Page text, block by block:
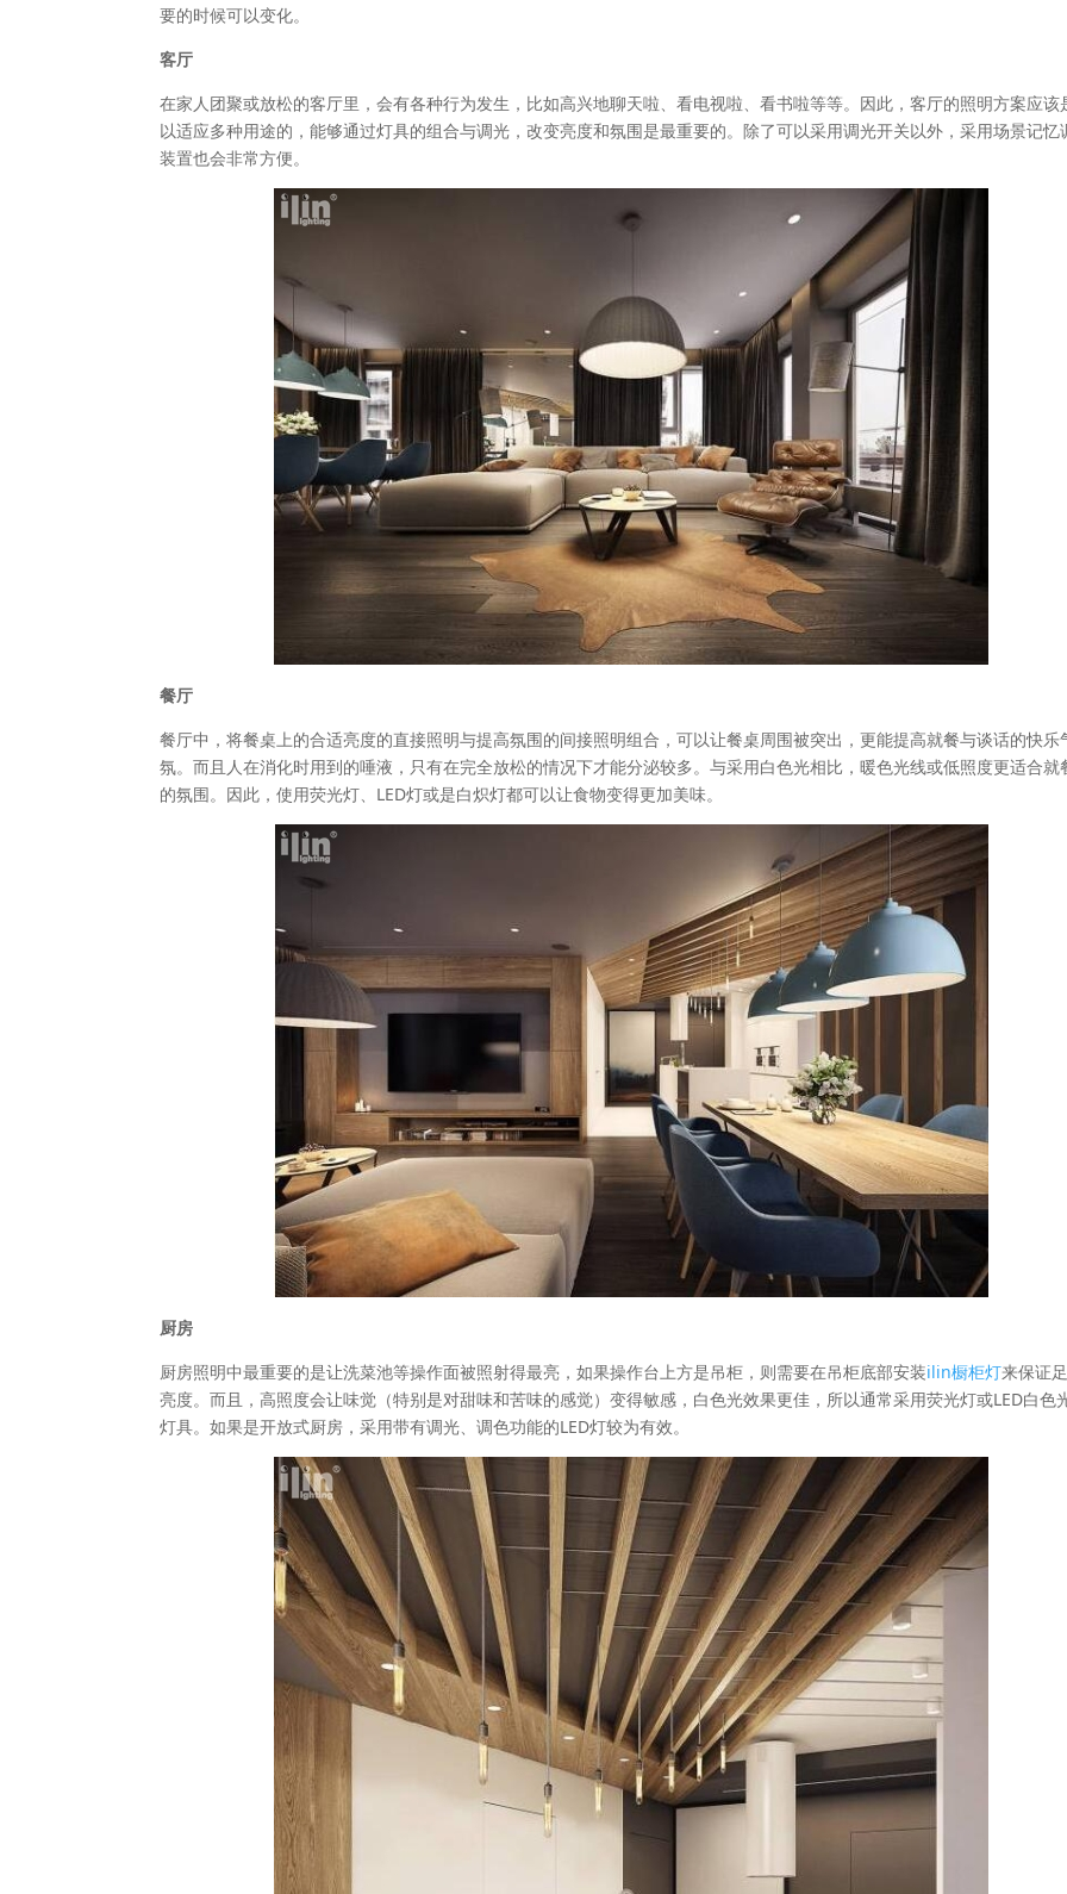
要的时候可以变化。
客厅
在家人团聚或放松的客厅里，会有各种行为发生，比如高兴地聊天啦、看电视啦、看书啦等等。因此，客厅的照明方案应该
以适应多种用途的，能够通过灯具的组合与调光，改变亮度和氛围是最重要的。除了可以采用调光开关以外，采用场景记忆
装置也会非常方便。
餐厅
餐厅中，将餐桌上的合适亮度的直接照明与提高氛围的间接照明组合，可以让餐桌周围被突出，更能提高就餐与谈话的快乐
氛。而且人在消化时用到的唾液，只有在完全放松的情况下才能分泌较多。与采用白色光相比，暖色光线或低照度更适合就
的氛围。因此，使用荧光灯、LED灯或是白炽灯都可以让食物变得更加美味。
厨房
厨房照明中最重要的是让洗菜池等操作面被照射得最亮，如果操作台上方是吊柜，则需要在吊柜底部安装ilin橱柜灯来保证
亮度。而且，高照度会让味觉（特别是对甜味和苦味的感觉）变得敏感，白色光效果更佳，所以通常采用荧光灯或LED白色
灯具。如果是开放式厨房，采用带有调光、调色功能的LED灯较为有效。